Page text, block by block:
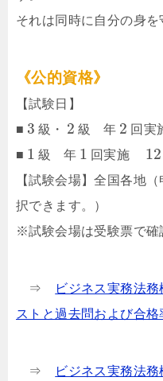
それは同時に自分の身を
《公的資格》
【試験日】
■ 3 級・ 2 級 年 2 回
■ 1 級 年 1 回実施 12
【試験会場】全国各地
択できます。）
※試験会場は受験票で確
⇒
ビジネス実務法
ストと過去問および合
⇒
ビジネス実務法